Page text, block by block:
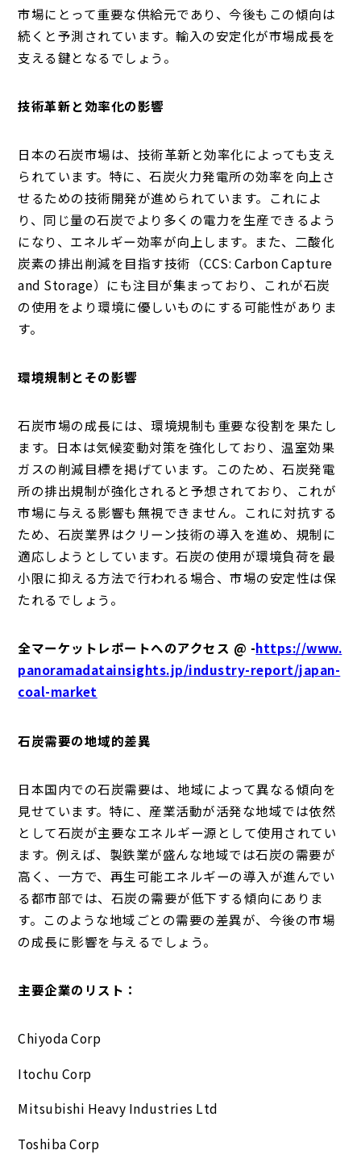
市場にとって重要な供給元であり、今後もこの傾向は
続くと予測されています。輸入の安定化が市場成長を
支える鍵となるでしょう。
技術革新と効率化の影響
日本の石炭市場は、技術革新と効率化によっても支え
られています。特に、石炭火力発電所の効率を向上さ
せるための技術開発が進められています。これによ
り、同じ量の石炭でより多くの電力を生産できるよう
になり、エネルギー効率が向上します。また、二酸化
炭素の排出削減を目指す技術（CCS: Carbon Capture
and Storage）にも注目が集まっており、これが石炭
の使用をより環境に優しいものにする可能性がありま
す。
環境規制とその影響
石炭市場の成長には、環境規制も重要な役割を果たし
ます。日本は気候変動対策を強化しており、温室効果
ガスの削減目標を掲げています。このため、石炭発電
所の排出規制が強化されると予想されており、これが
市場に与える影響も無視できません。これに対抗する
ため、石炭業界はクリーン技術の導入を進め、規制に
適応しようとしています。石炭の使用が環境負荷を最
小限に抑える方法で行われる場合、市場の安定性は保
たれるでしょう。
全マーケットレポートへのアクセス @ -https://www.
panoramadatainsights.jp/industry-report/japan-
coal-market
石炭需要の地域的差異
日本国内での石炭需要は、地域によって異なる傾向を
見せています。特に、産業活動が活発な地域では依然
として石炭が主要なエネルギー源として使用されてい
ます。例えば、製鉄業が盛んな地域では石炭の需要が
高く、一方で、再生可能エネルギーの導入が進んでい
る都市部では、石炭の需要が低下する傾向にありま
す。このような地域ごとの需要の差異が、今後の市場
の成長に影響を与えるでしょう。
主要企業のリスト：
Chiyoda Corp
Itochu Corp
Mitsubishi Heavy Industries Ltd
Toshiba Corp